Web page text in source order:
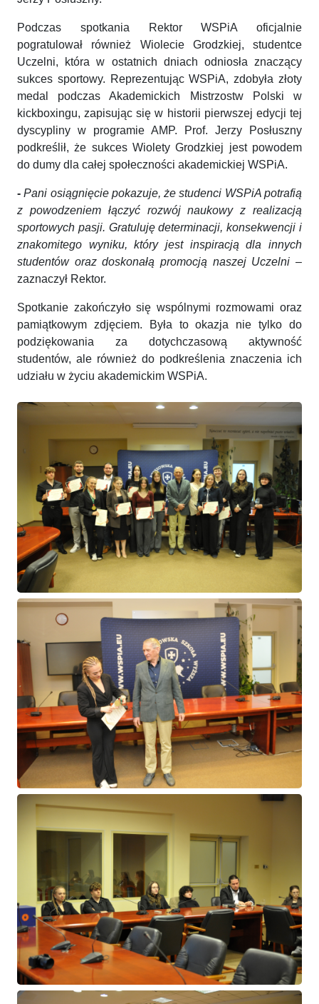
Podczas spotkania Rektor WSPiA oficjalnie
pogratulował również Wiolecie Grodzkiej, studentce
Uczelni, która w ostatnich dniach odniosła znaczący
sukces sportowy. Reprezentując WSPiA, zdobyła złoty
medal podczas Akademickich Mistrzostw Polski w
kickboxingu, zapisując się w historii pierwszej edycji tej
dyscypliny w programie AMP. Prof. Jerzy Posłuszny
podkreślił, że sukces Wiolety Grodzkiej jest powodem
do dumy dla całej społeczności akademickiej WSPiA.
-Pani osiągnięcie pokazuje, że studenci WSPiA potrafią
z powodzeniem łączyć rozwój naukowy z realizacją
sportowych pasji. Gratuluję determinacji, konsekwencji i
znakomitego wyniku, który jest inspiracją dla innych
studentów oraz doskonałą promocją naszej Uczelni –
zaznaczył Rektor.
Spotkanie zakończyło się wspólnymi rozmowami oraz
pamiątkowym zdjęciem. Była to okazja nie tylko do
podziękowania za dotychczasową aktywność
studentów, ale również do podkreślenia znaczenia ich
udziału w życiu akademickim WSPiA.